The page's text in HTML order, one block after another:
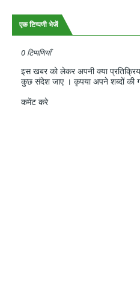
एक टिप्पणी भेजें
0 टिप्पणियाँ
इस खबर को लेकर अपनी क्या
कुछ संदेश जाए । कृपया अपने शब्दों की
कमेंट करे